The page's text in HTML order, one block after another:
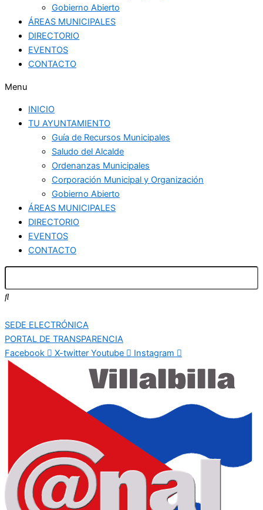
Gobierno Abierto
ÁREAS MUNICIPALES
DIRECTORIO
EVENTOS
CONTACTO
Menu
INICIO
TU AYUNTAMIENTO
Guía de Recursos Municipales
Saludo del Alcalde
Ordenanzas Municipales
Corporación Municipal y Organización
Gobierno Abierto
ÁREAS MUNICIPALES
DIRECTORIO
EVENTOS
CONTACTO
SEDE ELECTRÓNICA
PORTAL DE TRANSPARENCIA
Facebook
X-twitter Youtube Instagram